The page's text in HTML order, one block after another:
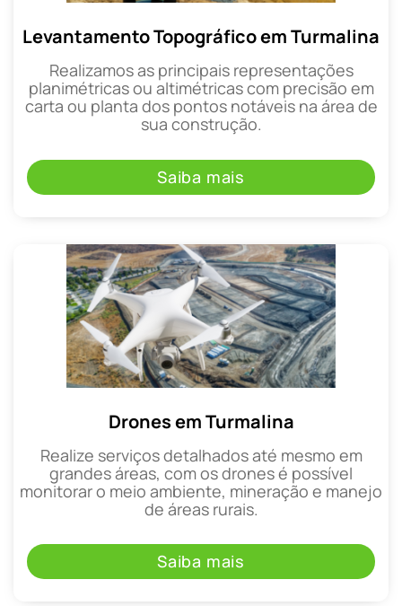
Levantamento Topográfico em Turmalina
Realizamos as principais representações
planimétricas ou altimétricas com precisão em
carta ou planta dos pontos notáveis na área de
sua construção.
Saiba mais
Drones em Turmalina
Realize serviços detalhados até mesmo em
grandes áreas, com os drones é possível
monitorar o meio ambiente, mineração e manejo
de áreas rurais.
Saiba mais